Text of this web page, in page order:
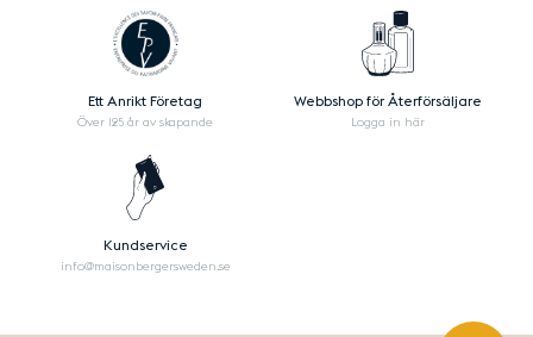
Ett Anrikt Företag
Över 125 år av skapande
Webbshop för Återförsäljare
Logga in här
Kundservice
info@maisonbergersweden.se